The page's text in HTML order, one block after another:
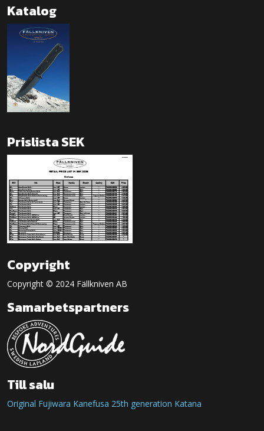
Katalog
Prislista SEK
Copyright
Copyright © 2024 Fällkniven AB
Samarbetspartners
Till salu
Original Fujiwara Kanefusa 25th generation Katana